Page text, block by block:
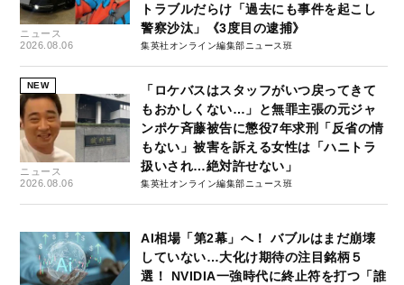
ニュース
2026.08.06
トラブルだらけ「過去にも事件を起こし
警察沙汰」《3度目の逮捕》
集英社オンライン編集部ニュース班
NEW
ニュース
2026.08.06
「ロケバスはスタッフがいつ戻ってきて
もおかしくない…」と無罪主張の元ジャ
ンポケ斉藤被告に懲役7年求刑「反省の情
もない」被害を訴える女性は「ハニトラ
扱いされ…絶対許せない」
集英社オンライン編集部ニュース班
AI相場「第2幕」へ！ バブルはまだ崩壊
していない…大化け期待の注目銘柄５
選！ NVIDIA一強時代に終止符を打つ「誰